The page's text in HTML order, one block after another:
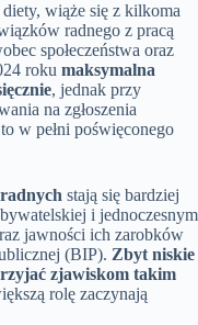
wiąże się z kilkoma
radnego z pracą
społeczeństwa oraz
roku maksymalna
, jednak przy
na zgłoszenia
w pełni poświęconego
stają się bardziej
i jednoczesnym
jawności ich zarobków
(BIP). Zbyt niskie
zjawiskom takim
rolę zaczynają